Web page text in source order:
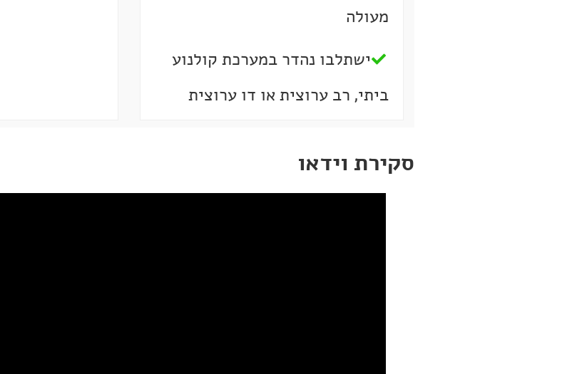
מעולה
ישתלבו נהדר במערכת קולנוע
ביתי, רב ערוצית או דו ערוצית
סקירת וידאו